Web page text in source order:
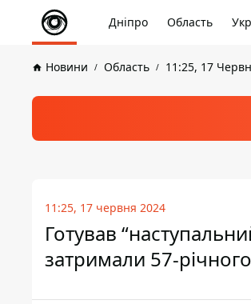
Дніпро Область
Новини Область 11:25, 17
11:25, 17 червня 2024
Готував
затримали 57-